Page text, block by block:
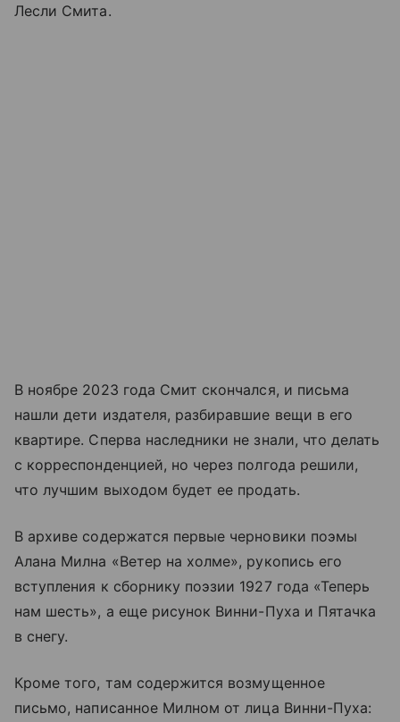
Лесли Смита.
В ноябре 2023 года Смит скончался, и письма
нашли дети издателя, разбиравшие вещи в его
квартире. Сперва наследники не знали, что делать
с корреспонденцией, но через полгода решили,
что лучшим выходом будет ее продать.
В архиве содержатся первые черновики поэмы
Алана Милна «Ветер на холме», рукопись его
вступления к сборнику поэзии 1927 года «Теперь
нам шесть», а еще рисунок Винни-Пуха и Пятачка
в снегу.
Кроме того, там содержится возмущенное
письмо, написанное Милном от лица Винни-Пуха: